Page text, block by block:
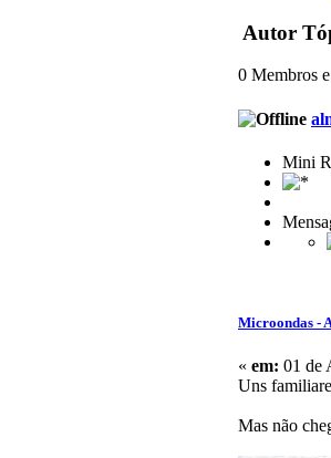
Autor
0 Membros
Mini
Microondas -
« em: 01 de
Uns
Mas não